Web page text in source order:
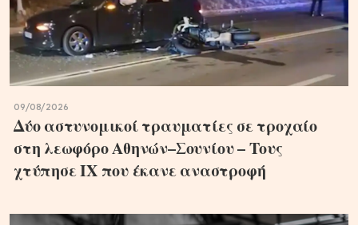
09/08/2026
Δύο αστυνομικοί τραυματίες σε τροχαίο
στη λεωφόρο Αθηνών–Σουνίου – Τους
χτύπησε ΙΧ που έκανε αναστροφή